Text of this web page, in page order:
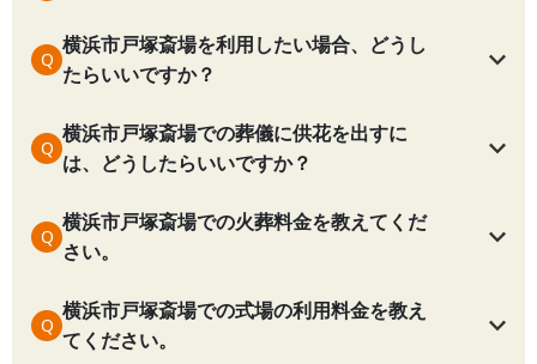
Q
横浜市戸塚斎場を利用したい場合、どうし
たらいいですか？
Q
横浜市戸塚斎場での葬儀に供花を出すに
は、どうしたらいいですか？
Q
横浜市戸塚斎場での火葬料金を教えてくだ
さい。
Q
横浜市戸塚斎場での式場の利用料金を教え
てください。